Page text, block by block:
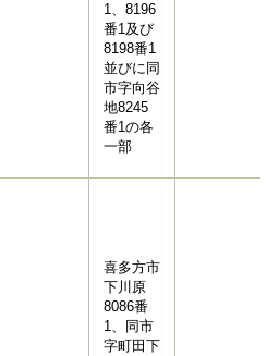
1、8196
番1及び
8198番1
並びに同
市字向谷
地8245
番1の各
一部
喜多方市
下川原
8086番
1、同市
字町田下